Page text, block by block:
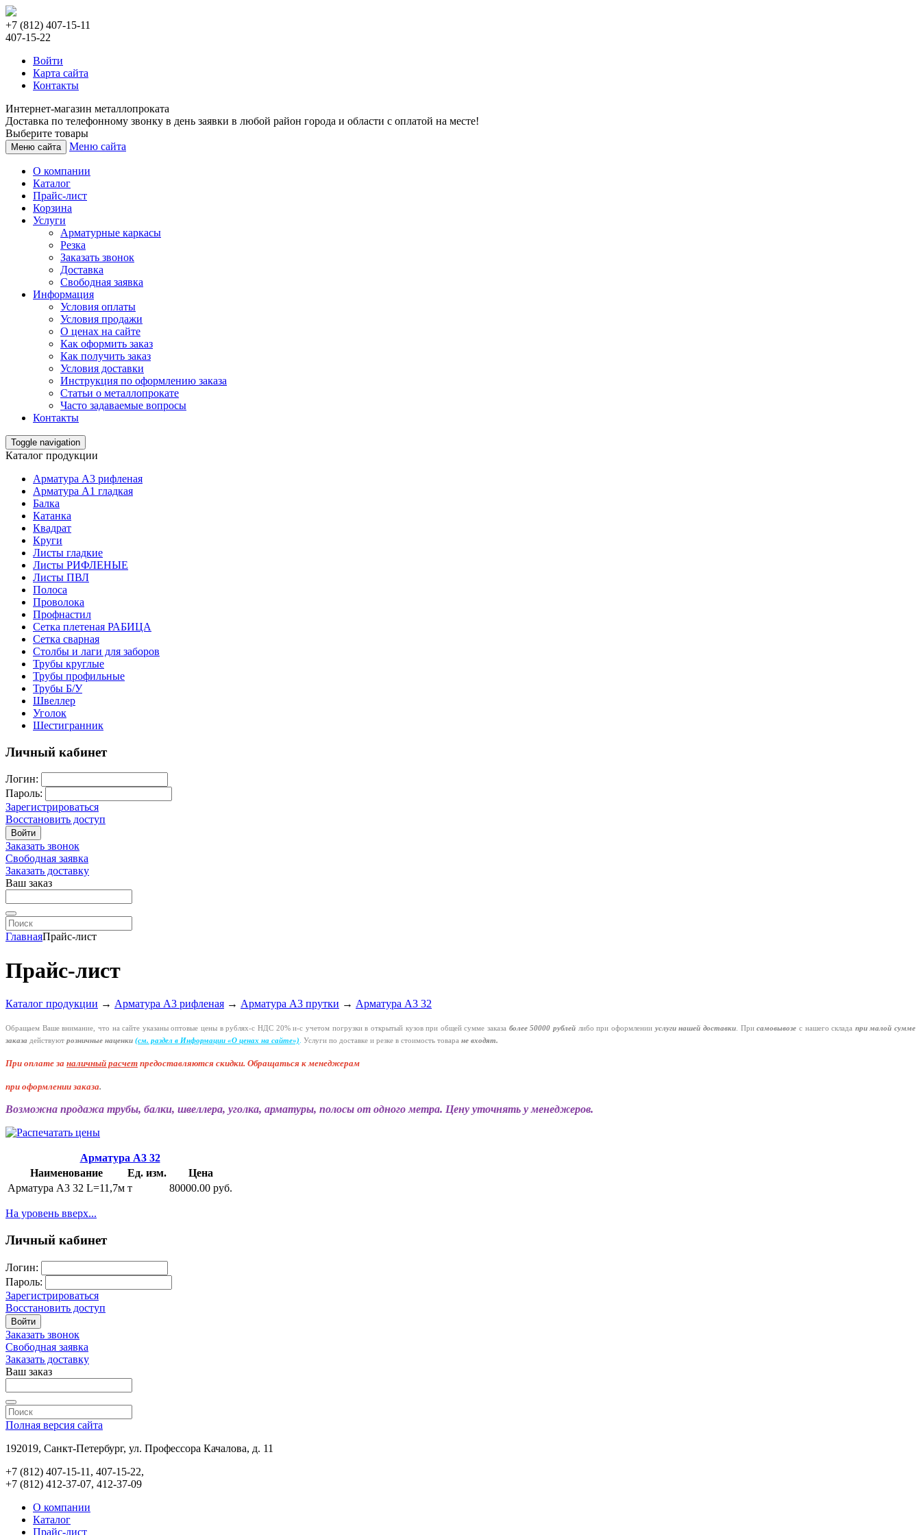
+7 (812) 407-15-11
407-15-22
Войти
Карта сайта
Контакты
Интернет-магазин металлопроката
Доставка по телефонному звонку в день заявки в любой район города и области с оплатой на месте!
Выберите товары
Меню сайта Меню сайта
О компании
Каталог
Прайс-лист
Корзина
Услуги
Арматурные каркасы
Резка
Заказать звонок
Доставка
Свободная заявка
Информация
Условия оплаты
Условия продажи
О ценах на сайте
Как оформить заказ
Как получить заказ
Условия доставки
Инструкция по оформлению заказа
Статьи о металлопрокате
Часто задаваемые вопросы
Контакты
Toggle navigation
Каталог продукции
Арматура А3 рифленая
Арматура А1 гладкая
Балка
Катанка
Квадрат
Круги
Листы гладкие
Листы РИФЛЕНЫЕ
Листы ПВЛ
Полоса
Проволока
Профнастил
Сетка плетеная РАБИЦА
Сетка сварная
Столбы и лаги для заборов
Трубы круглые
Трубы профильные
Трубы Б/У
Швеллер
Уголок
Шестигранник
Личный кабинет
Логин:
Пароль:
Зарегистрироваться
Восстановить доступ
Войти
Заказать звонок
Свободная заявка
Заказать доставку
Ваш заказ
ГлавнаяПрайс-лист
Прайс-лист
Каталог продукции → Арматура А3 рифленая → Арматура А3 прутки → Арматура А3 32
Обращаем Ваше внимание, что на сайте указаны оптовые цены врублях-с НДС 20%и-с учетом погрузки в открытый кузов при общей сумме заказа более 50000 рублей либо при оформлении услуги нашей доставки. Присамовывозе с нашего склада при малой сумме
заказа действуют розничные наценки (см. раздел в Информации «О ценах на сайте»). Услуги по доставке и резке в стоимость товара не входят.
При оплате за наличный расчет предоставляются скидки. Обращаться к менеджерам
при оформлении заказа.
Возможна продажа трубы, балки, швеллера, уголка, арматуры, полосы от одного метра. Цену уточнять у менеджеров.
Наименование Ед. изм. Цена
Арматура А3 32
Арматура А3 32 L=11,7м т 80000.00 руб.
На уровень вверх...
Личный кабинет
Логин:
Пароль:
Зарегистрироваться
Восстановить доступ
Войти
Заказать звонок
Свободная заявка
Заказать доставку
Ваш заказ
Полная версия сайта
192019, Санкт-Петербург, ул. Профессора Качалова, д. 11
+7 (812) 407-15-11, 407-15-22,
+7 (812) 412-37-07, 412-37-09
О компании
Каталог
Прайс-лист